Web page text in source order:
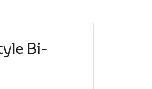
Bi-